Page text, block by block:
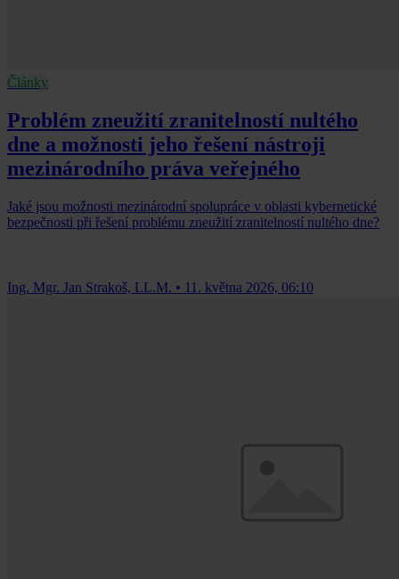
Články
Problém zneužití zranitelností nultého
dne a možnosti jeho řešení nástroji
mezinárodního práva veřejného
Jaké jsou možnosti mezinárodní spolupráce v oblasti kybernetické
bezpečnosti při řešení problému zneužití zranitelností nultého dne?
Ing. Mgr. Jan Strakoš, LL.M. • 11. května 2026, 06:10